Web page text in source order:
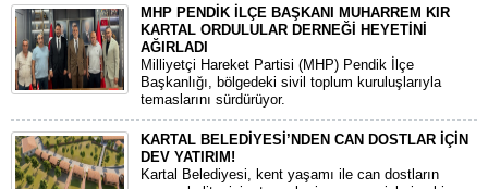
MHP PENDİK İLÇE BAŞKANI MUHARREM KIR
KARTAL ORDULULAR DERNEĞİ HEYETİNİ
AĞIRLADI
​Milliyetçi Hareket Partisi (MHP) Pendik İlçe
Başkanlığı, bölgedeki sivil toplum kuruluşlarıyla
temaslarını sürdürüyor.
KARTAL BELEDİYESİ’NDEN CAN DOSTLAR İÇİN
DEV YATIRIM!
Kartal Belediyesi, kent yaşamı ile can dostların